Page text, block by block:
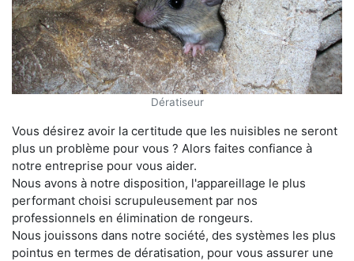
Dératiseur
Vous désirez avoir la certitude que les nuisibles ne seront
plus un problème pour vous ? Alors faites confiance à
notre entreprise pour vous aider.
Nous avons à notre disposition, l'appareillage le plus
performant choisi scrupuleusement par nos
professionnels en élimination de rongeurs.
Nous jouissons dans notre société, des systèmes les plus
pointus en termes de dératisation, pour vous assurer une